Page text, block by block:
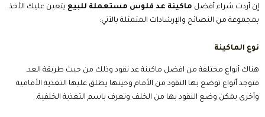
إن أردت شراء أفضل ماكينة عد فلوس مستعملة للبيع يتعين عليك الأخذ
بمجموعة من النصائح والإرشادات المتمثلة بالآتي:
نوع الماكينة
هناك أنواع مختلفة من افضل ماكينة عد نقود وذلك من حيث طريقة العد.
فتوجد أنواع توضع بها النقود من الأمام وحينها يطلق عليها التغذية الأمامية
وأخرى يمكن وضع النقود بها من الخلف وتعرف باسم التغذية الخلفية.